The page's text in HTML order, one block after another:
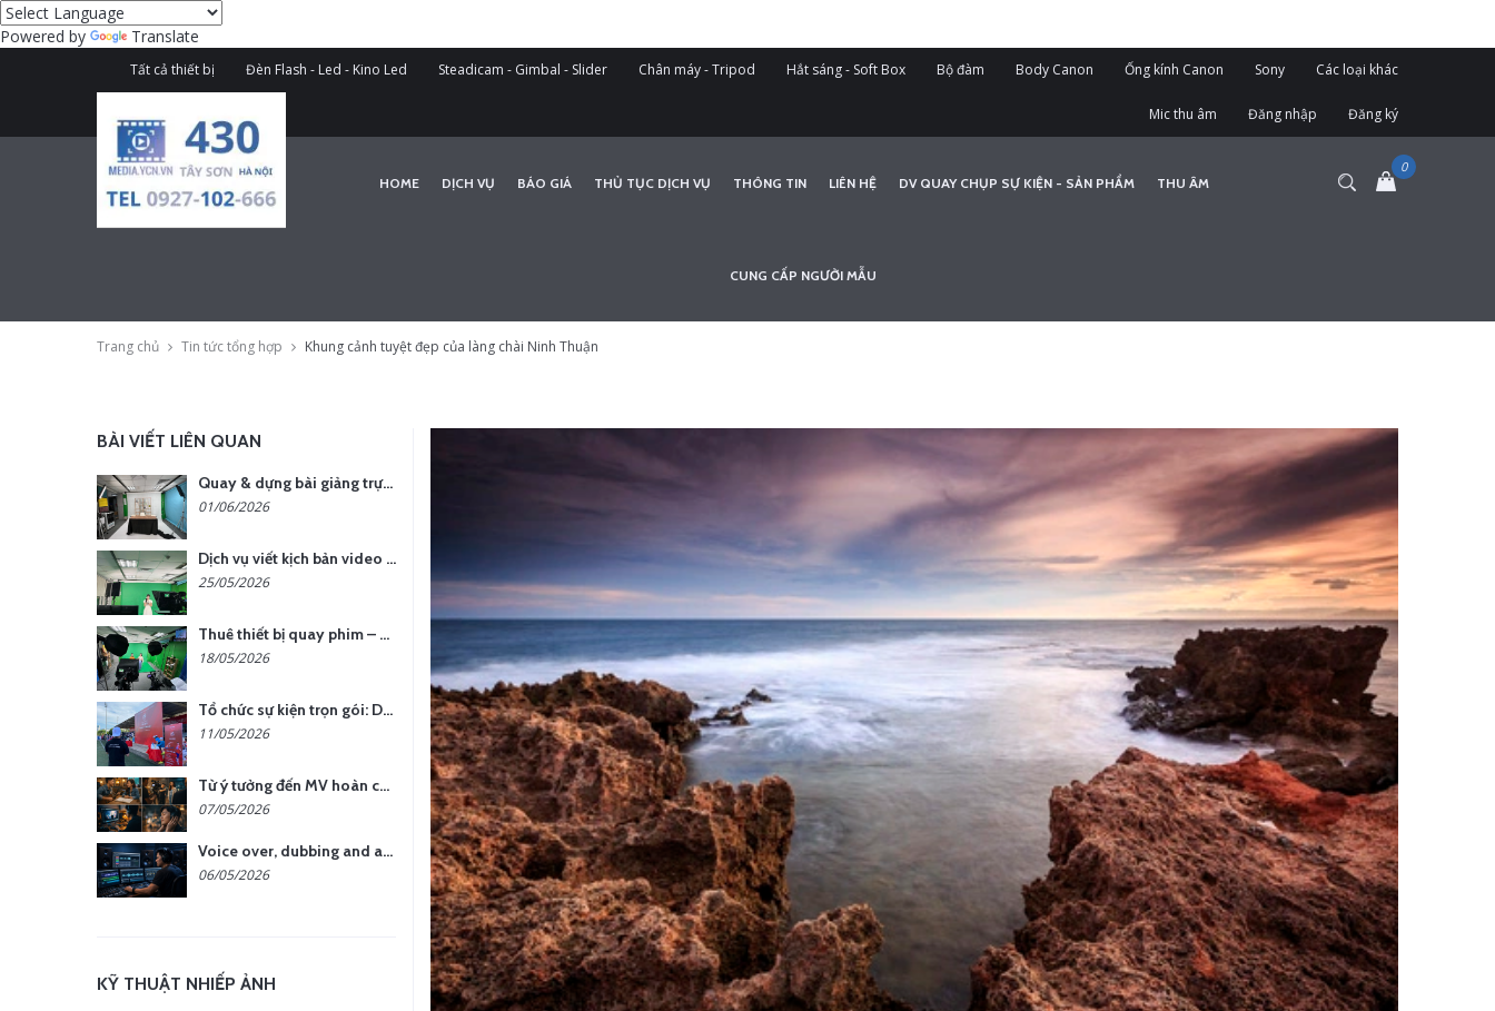
Powered by Translate
Tất cả thiết bị Đèn Flash - Led - Kino Led Steadicam - Gimbal - Slider Chân máy - Tripod Hắt sáng - Soft Box Bộ đàm Body Canon Ống kính Canon Sony Các loại khác
Mic thu âm Đăng nhập Đăng ký
HOME DỊCH VỤ BÁO GIÁ THỦ TỤC DỊCH VỤ THÔNG TIN LIÊN HỆ DV QUAY CHỤP SỰ KIỆN - SẢN PHẨM THU ÂM
CUNG CẤP NGƯỜI MẪU
Trang chủ Tin tức tổng hợp Khung cảnh tuyệt đẹp của làng chài Ninh Thuận
BÀI VIẾT LIÊN QUAN
Quay & dựng bài giảng trực tuyến – Xu hướng đào tạo thời đại số
01/06/2026
Dịch vụ viết kịch bản video – Bước quan trọng quyết định thành công nội dung
25/05/2026
Thuê thiết bị quay phim – chụp ảnh: Giải pháp tối ưu chi phí cho doanh nghiệp
18/05/2026
Tổ chức sự kiện trọn gói: Doanh nghiệp được gì khi chọn đơn vị chuyên nghiệp?
11/05/2026
Từ ý tưởng đến MV hoàn chỉnh: giải pháp trọn gói tại YCN Media
07/05/2026
Voice over, dubbing and audio production services in Vietnam for global content
06/05/2026
KỸ THUẬT NHIẾP ẢNH